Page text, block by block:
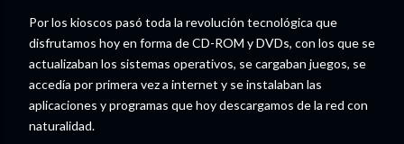
Por los kioscos pasó toda la revolución tecnológica que
disfrutamos hoy en forma de CD-ROM y DVDs, con los que se
actualizaban los sistemas operativos, se cargaban juegos, se
accedía por primera vez a internet y se instalaban las
aplicaciones y programas que hoy descargamos de la red con
naturalidad.